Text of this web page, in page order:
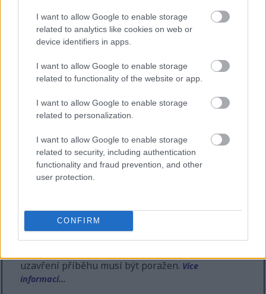
I want to allow Google to enable storage
related to analytics like cookies on web or
device identifiers in apps.
I want to allow Google to enable storage
related to functionality of the website or app.
I want to allow Google to enable storage
related to personalization.
I want to allow Google to enable storage
related to security, including authentication
functionality and fraud prevention, and other
user protection.
CONFIRM
Elden Ring
Elden Ring je akční hra na hrdiny z roku 2022,
kterou vyvinula společnost FromSoftware. Jejím
postaral americký spisovatel fantasy George R. R.
Martin. Mnohými je považována za duchovního
světem.
Nejnovější příspěvky v této kategorii a jejích
podkategoriích:
Elden Ring: Promised Consort Radahn
(Enir-Ilim) Boss Fight (SOTE)
Zaslíbený choť Radahn je o úroveň výše než
všichni ostatní bossové ve hře Shadow of the
Erdtree, protože je považován za boha, nikoli za
uzavření příběhu musí být poražen. Více
informací...